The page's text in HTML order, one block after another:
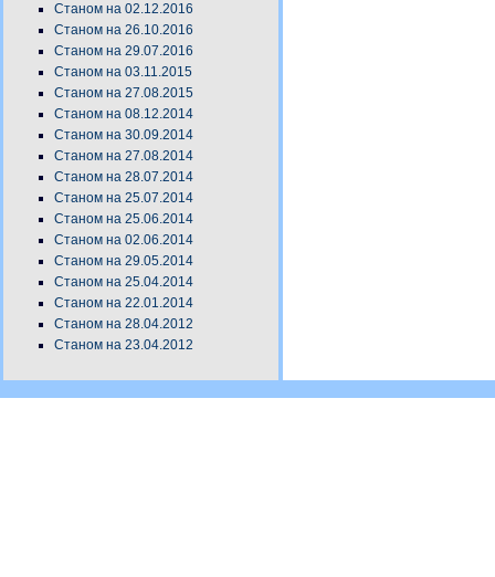
Станом на 02.12.2016
Станом на 26.10.2016
Станом на 29.07.2016
Станом на 03.11.2015
Станом на 27.08.2015
Станом на 08.12.2014
Станом на 30.09.2014
Станом на 27.08.2014
Станом на 28.07.2014
Станом на 25.07.2014
Станом на 25.06.2014
Станом на 02.06.2014
Станом на 29.05.2014
Станом на 25.04.2014
Станом на 22.01.2014
Станом на 28.04.2012
Станом на 23.04.2012